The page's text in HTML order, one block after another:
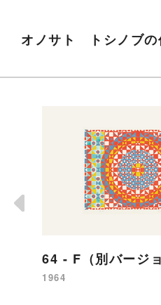
オノサト トシノブの
64 - F（別バージョ
1964